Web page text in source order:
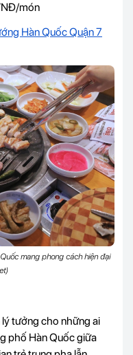
món
Hàn Quốc Quận 7
mang phong cách hiện đại
lý tưởng cho những ai
phố Hàn Quốc giữa